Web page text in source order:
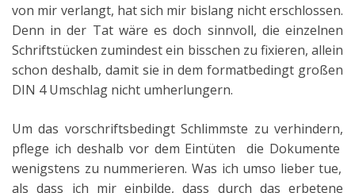
von mir verlangt, hat sich mir bislang nicht erschlossen.
Denn in der Tat wäre es doch sinnvoll, die einzelnen
Schriftstücken zumindest ein bisschen zu fixieren, allein
schon deshalb, damit sie in dem formatbedingt großen
DIN 4 Umschlag nicht umherlungern.
Um das vorschriftsbedingt Schlimmste zu verhindern,
pflege ich deshalb vor dem Eintüten
die Dokumente
wenigstens zu nummerieren. Was ich umso lieber tue,
als dass ich mir einbilde, dass durch das erbetene